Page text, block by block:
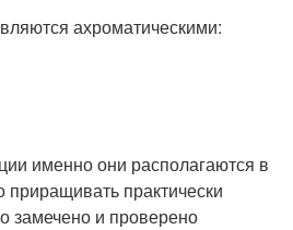
ахроматическими:
именно они располагаются в
практически
замечено и проверено